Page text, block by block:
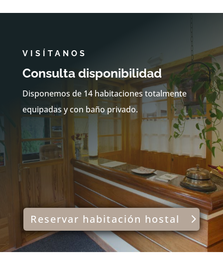
VISÍTANOS
Consulta disponibilidad
Disponemos de 14 habitaciones totalmente
equipadas y con baño privado.
Reservar habitación hostal